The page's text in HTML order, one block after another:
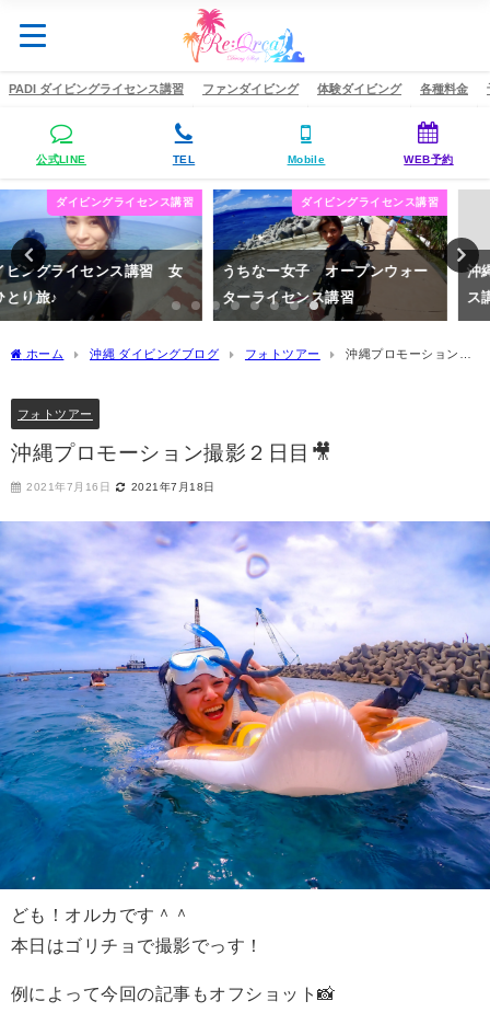
PADI ダイビングライセンス講習 ファンダイビング 体験ダイビング 各種料金
公式LINE TEL Mobile WEB予約
ダイビングライセンス講習
うちなー女子 オープンウォー
ターライセンス講習
ダイビングスキル
沖縄 PADIダイビングライセン
ス講習 OW編
ホーム 沖縄 ダイビングブログ フォトツアー
沖縄プロモーション撮
フォトツアー
沖縄プロモーション撮影２日目🎥
2021年7月16日 2021年7月18日
ども！オルカです＾＾
本日はゴリチョで撮影でっす！
例によって今回の記事もオフショット📸